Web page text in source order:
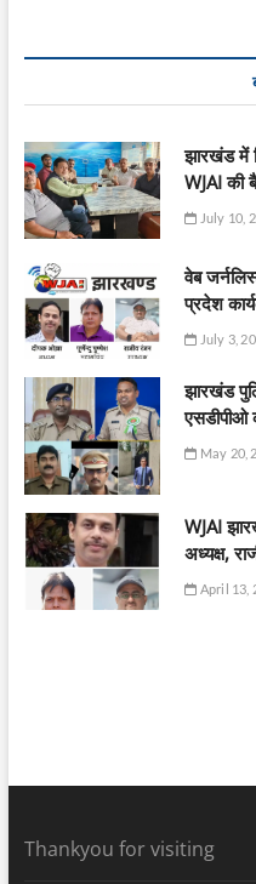
झारखंड में
WJAI की
July 10,
वेब
प्रदेश
July 3,
झारखंड
एसडीपीओ
May 20,
WJAI
अध्यक्ष,
April 13,
Thankyou for visiting